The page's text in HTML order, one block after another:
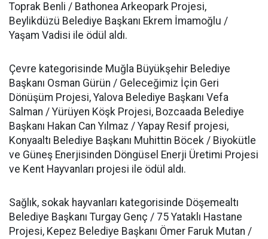
Toprak Benli / Bathonea Arkeopark Projesi,
Beylikdüzü Belediye Başkanı Ekrem İmamoğlu /
Yaşam Vadisi ile ödül aldı.
Çevre kategorisinde Muğla Büyükşehir Belediye
Başkanı Osman Gürün / Geleceğimiz İçin Geri
Dönüşüm Projesi, Yalova Belediye Başkanı Vefa
Salman / Yürüyen Köşk Projesi, Bozcaada Belediye
Başkanı Hakan Can Yılmaz / Yapay Resif projesi,
Konyaaltı Belediye Başkanı Muhittin Böcek / Biyokütle
ve Güneş Enerjisinden Döngüsel Enerji Üretimi Projesi
ve Kent Hayvanları projesi ile ödül aldı.
Sağlık, sokak hayvanları kategorisinde Döşemealtı
Belediye Başkanı Turgay Genç / 75 Yataklı Hastane
Projesi, Kepez Belediye Başkanı Ömer Faruk Mutan /